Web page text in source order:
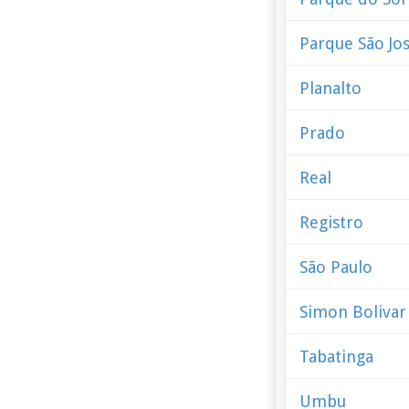
Parque São
Planalto
Prado
Real
Registro
São Paulo
Simon Bolivar
Tabatinga
Umbu